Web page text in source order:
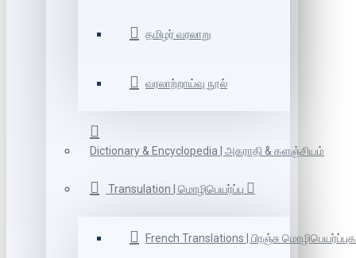
தமிழர் வரலாறு
வரலாற்றாய்வு நூல்
Dictionary & Encyclopedia | அகராதி & களஞ்சியம்
Transulation | மொழிபெயர்ப்பு
French Translations | பிரஞ்சு